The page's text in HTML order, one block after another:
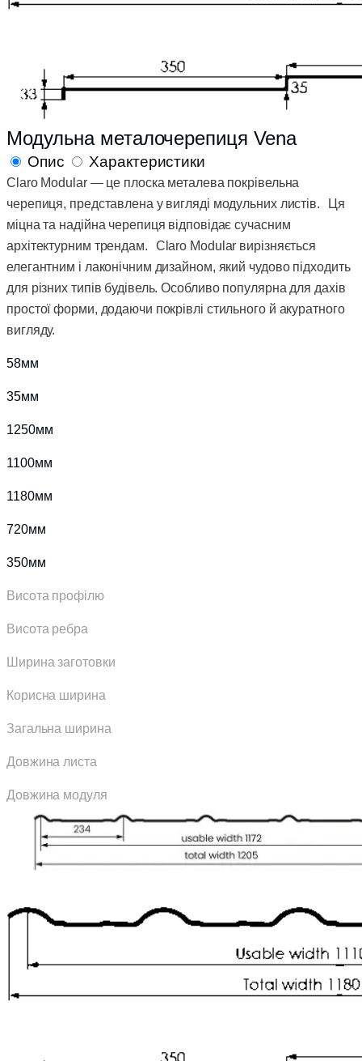
Модульна металочерепиця Vena
Опис Характеристики
Claro Modular — це плоска металева покрівельна
черепиця, представлена у вигляді модульних листів. Ця
міцна та надійна черепиця відповідає сучасним
архітектурним трендам. Claro Modular вирізняється
елегантним і лаконічним дизайном, який чудово підходить
для різних типів будівель. Особливо популярна для дахів
простої форми, додаючи покрівлі стильного й акуратного
вигляду.
58мм
35мм
1250мм
1100мм
1180мм
720мм
350мм
Висота профілю
Висота ребра
Ширина заготовки
Корисна ширина
Загальна ширина
Довжина листа
Довжина модуля